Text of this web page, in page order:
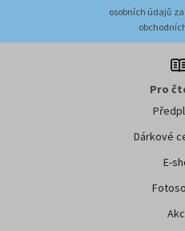
osobních údajů
Pro
Dárkové
E-